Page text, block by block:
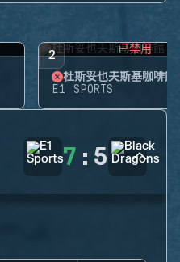
2 已禁用
杜斯妥也夫斯基咖啡館
E1 SPORTS
7 : 5